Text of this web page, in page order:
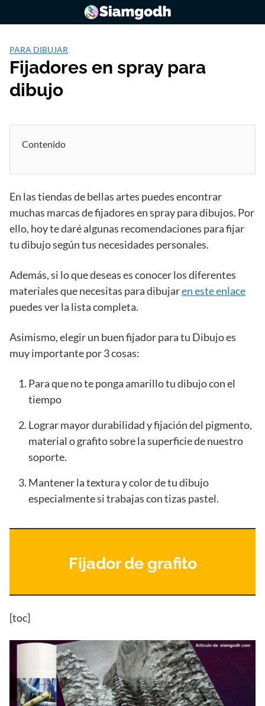
PARA DIBUJAR
Fijadores en spray para
dibujo
Contenido
En las tiendas de bellas artes puedes encontrar
muchas marcas de fijadores en spray para dibujos. Por
ello, hoy te daré algunas recomendaciones para fijar
tu dibujo según tus necesidades personales.
Además, si lo que deseas es conocer los diferentes
materiales que necesitas para dibujaren este enlace
puedes ver la lista completa.
Asimismo, elegir un buen fijador para tu Dibujo es
muy importante por 3 cosas:
Para que no te ponga amarillo tu dibujo con el
tiempo
Lograr mayor durabilidad y fijación del pigmento,
material o grafito sobre la superficie de nuestro
soporte.
Mantener la textura y color de tu dibujo
especialmente si trabajas con tizas pastel.
Fijador de grafito
[toc]